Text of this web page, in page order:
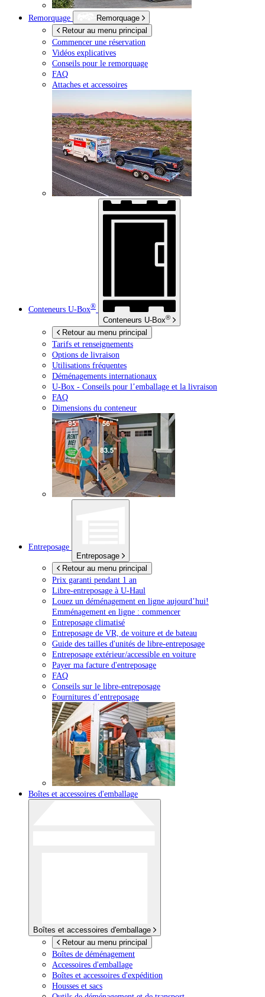
Remorquage
Remorquage
Retour au menu principal
Commencer une réservation
Vidéos explicatives
Conseils pour le remorquage
FAQ
Attaches et accessoires
Conteneurs U-Box®
Conteneurs U-Box®
Retour au menu principal
Tarifs et renseignements
Options de livraison
Utilisations fréquentes
Déménagements internationaux
U-Box - Conseils pour l’emballage et la livraison
FAQ
Dimensions du conteneur
Entreposage
Entreposage
Retour au menu principal
Prix garanti pendant 1 an
Libre-entreposage à U-Haul
Louez un déménagement en ligne aujourd’hui!
Emménagement en ligne : commencer
Entreposage climatisé
Entreposage de VR, de voiture et de bateau
Guide des tailles d'unités de libre-entreposage
Entreposage extérieur/accessible en voiture
Payer ma facture d'entreposage
FAQ
Conseils sur le libre-entreposage
Fournitures d’entreposage
Boîtes et accessoires d'emballage
Boîtes et accessoires d'emballage
Retour au menu principal
Boîtes de déménagement
Accessoires d'emballage
Boîtes et accessoires d'expédition
Housses et sacs